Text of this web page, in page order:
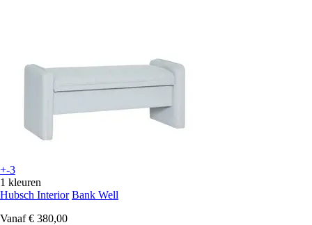
+-3
1 kleuren
Hubsch Interior Bank Well
Vanaf € 380,00